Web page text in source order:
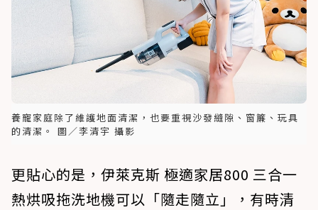
養寵家庭除了維護地面清潔，也要重視沙發縫隙、窗簾、玩具
的清潔。 圖／李清宇 攝影
更貼心的是，伊萊克斯 極適家居800 三合一
熱烘吸拖洗地機可以「隨走隨立」，有時清